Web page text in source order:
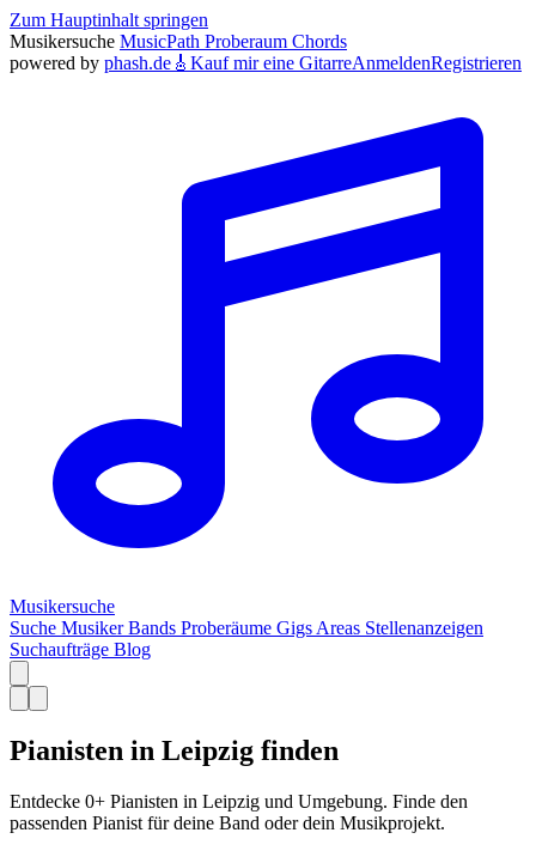
Zum Hauptinhalt springen
Musikersuche MusicPath Proberaum Chords
powered by phash.de 🎸 Kauf mir eine GitarreAnmeldenRegistrieren
Musikersuche
Suche MusikerBands Proberäume Gigs Areas Stellenanzeigen
Suchaufträge Blog
Pianisten in Leipzig finden
Entdecke 0+ Pianisten in Leipzig und Umgebung. Finde den
passenden Pianist für deine Band oder dein Musikprojekt.